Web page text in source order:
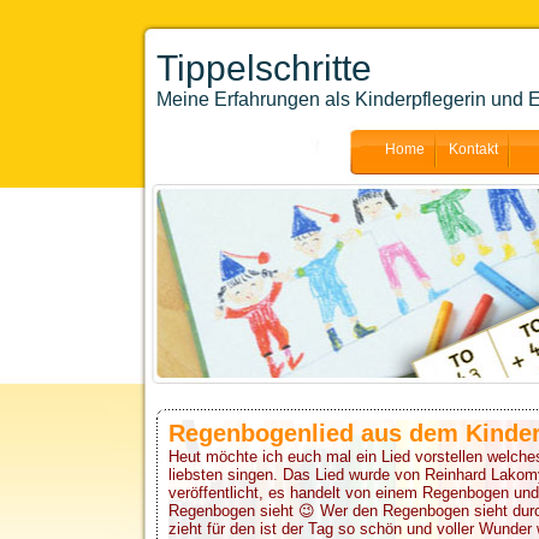
Tippelschritte
Meine Erfahrungen als Kinderpflegerin und
Home Kontakt
Regenbogenlied aus dem
Heut möchte ich euch mal ein Lied vorstellen
liebsten singen. Das Lied wurde von Reinhard
veröffentlicht, es handelt von einem Regenbogen
Regenbogen sieht 😉 Wer den Regenbogen sieht
zieht für den ist der Tag so schön und voller